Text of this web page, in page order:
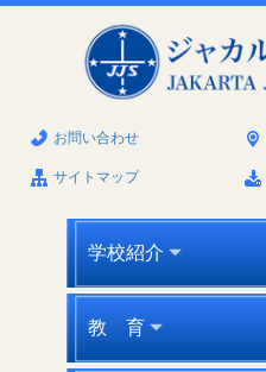
お問い合わせ
サイトマップ
学校紹介
教 育